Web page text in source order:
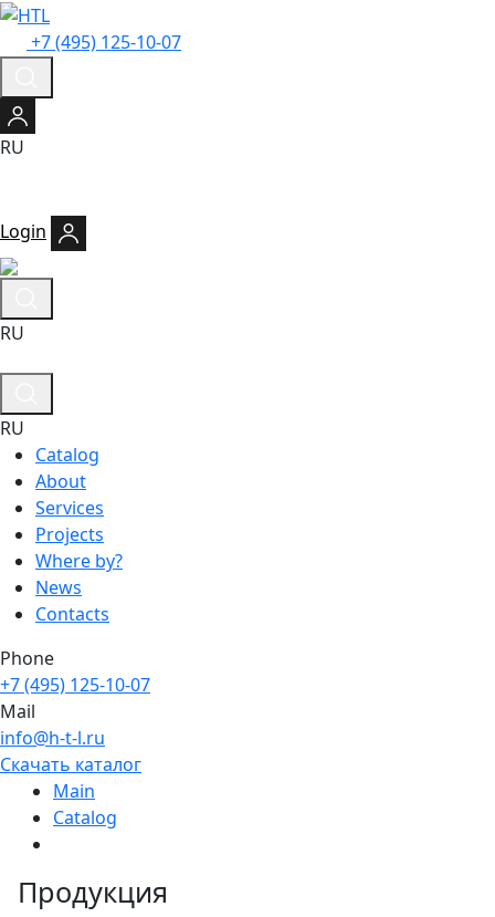
+7 (495) 125-10-07
RU
Login
RU
RU
Catalog
About
Services
Projects
Where by?
News
Contacts
Phone
+7 (495) 125-10-07
Mail
info@h-t-l.ru
Скачать каталог
Main
Catalog
Продукция